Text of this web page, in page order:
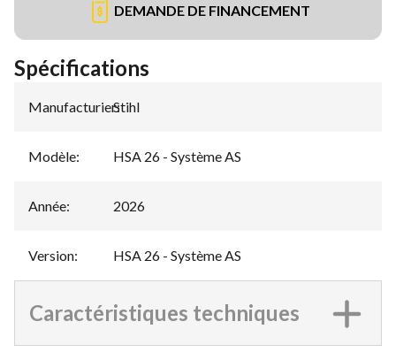
DEMANDE DE FINANCEMENT
Spécifications
Manufacturier:
Stihl
Modèle: HSA 26 - Système AS
Année: 2026
Version: HSA 26 - Système AS
Caractéristiques techniques